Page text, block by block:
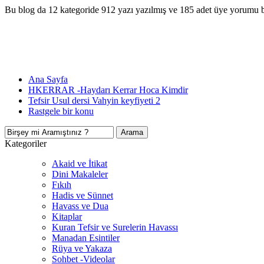
Bu blog da 12 kategoride 912 yazı yazılmış ve 185 adet üye yorumu
Ana Sayfa
HKERRAR -Haydarı Kerrar Hoca Kimdir
Tefsir Usul dersi Vahyin keyfiyeti 2
Rastgele bir konu
Kategoriler
Akaid ve İtikat
Dini Makaleler
Fıkıh
Hadis ve Sünnet
Havass ve Dua
Kitaplar
Kuran Tefsir ve Surelerin Havassı
Manadan Esintiler
Rüya ve Yakaza
Sohbet -Videolar